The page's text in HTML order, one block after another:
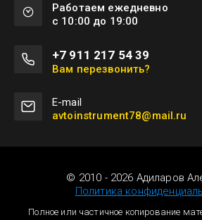
Работаем ежедневно
с 10:00 до 19:00
+7 911 217 54 39
Вам перезвонить?
Е-mail
avtoinstrument78@mail.ru
© 2010 - 2026 Адиларов
Политика
Полное или частичное копирование